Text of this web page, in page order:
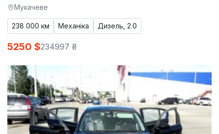
Мукачеве
238 000 км Механіка Дизель, 2.0
5250 $234997 ₴